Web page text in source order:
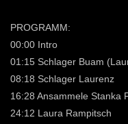
PROGRAMM:
00:00 Intro
01:15 Schlager Buam
08:18 Schlager Laurenz
16:28 Ansammele Stanka
24:12 Laura Rampitsch